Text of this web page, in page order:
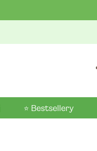
⭐ Bestsellery